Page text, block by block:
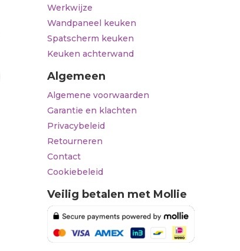
Werkwijze
Wandpaneel keuken
Spatscherm keuken
Keuken achterwand
Algemeen
Algemene voorwaarden
Garantie en klachten
Privacybeleid
Retourneren
Contact
Cookiebeleid
Veilig betalen met Mollie